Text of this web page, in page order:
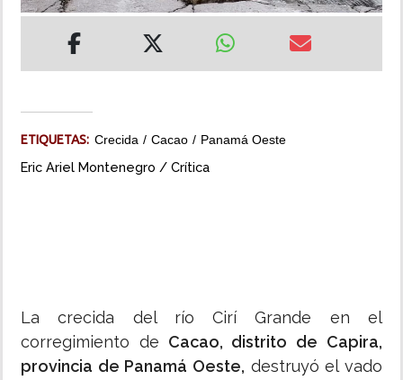
IMPRESO
ETIQUETAS: Crecida Cacao Panamá Oeste
Eric Ariel Montenegro / Crítica
La crecida del río Cirí Grande en el
corregimiento de Cacao, distrito de Capira,
provincia de Panamá Oeste, destruyó el vado